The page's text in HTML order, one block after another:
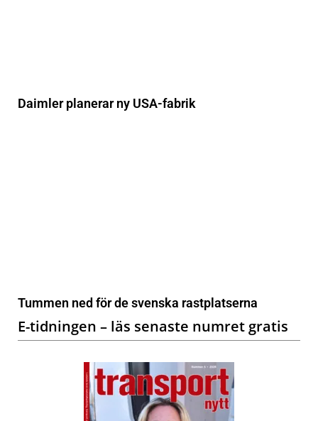
Daimler planerar ny USA-fabrik
Tummen ned för de svenska rastplatserna
E-tidningen – läs senaste numret gratis